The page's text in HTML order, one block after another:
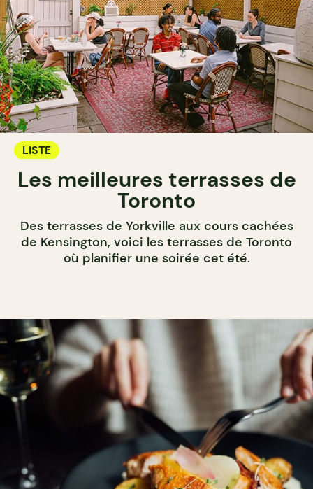
LISTE
Les meilleures terrasses de
Toronto
Des terrasses de Yorkville aux cours cachées
de Kensington, voici les terrasses de Toronto
où planifier une soirée cet été.